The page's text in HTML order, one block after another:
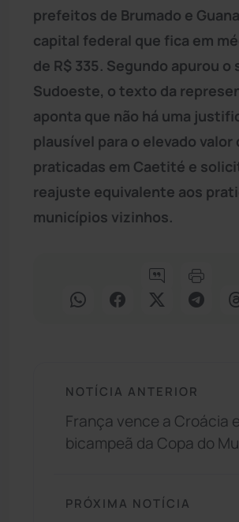
prefeitos de Brumado e
capital federal que fica em
de R$ 335. Segundo apurou o
Sudoeste, o texto da
aponta que não há uma
plausível para o elevado valor
praticadas em Caetité e
reajuste equivalente aos
municípios vizinhos.
NOTÍCIA ANTERIOR
França vence a Croácia
bicampeã da Copa do
PRÓXIMA NOTÍCIA